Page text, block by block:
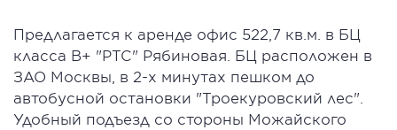
Предлагается к аренде офис 522,7 кв.м. в БЦ
класса В+ "РТС" Рябиновая. БЦ расположен в
ЗАО Москвы, в 2-х минутах пешком до
автобусной остановки "Троекуровский лес".
Удобный подъезд со стороны Можайского